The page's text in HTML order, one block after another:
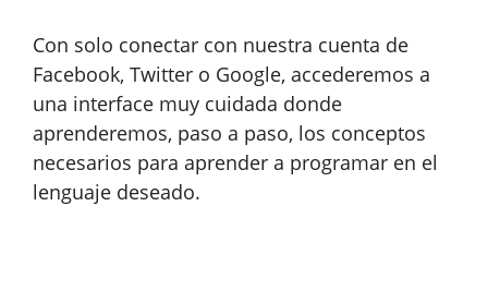
Con solo conectar con nuestra cuenta de
Facebook, Twitter o Google, accederemos a
una interface muy cuidada donde
aprenderemos, paso a paso, los conceptos
necesarios para aprender a programar en el
lenguaje deseado.